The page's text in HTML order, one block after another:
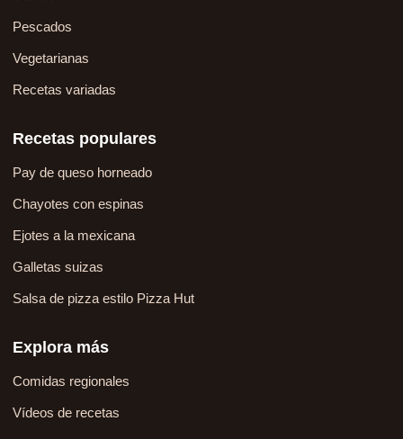
Pescados
Vegetarianas
Recetas variadas
Recetas populares
Pay de queso horneado
Chayotes con espinas
Ejotes a la mexicana
Galletas suizas
Salsa de pizza estilo Pizza Hut
Explora más
Comidas regionales
Vídeos de recetas